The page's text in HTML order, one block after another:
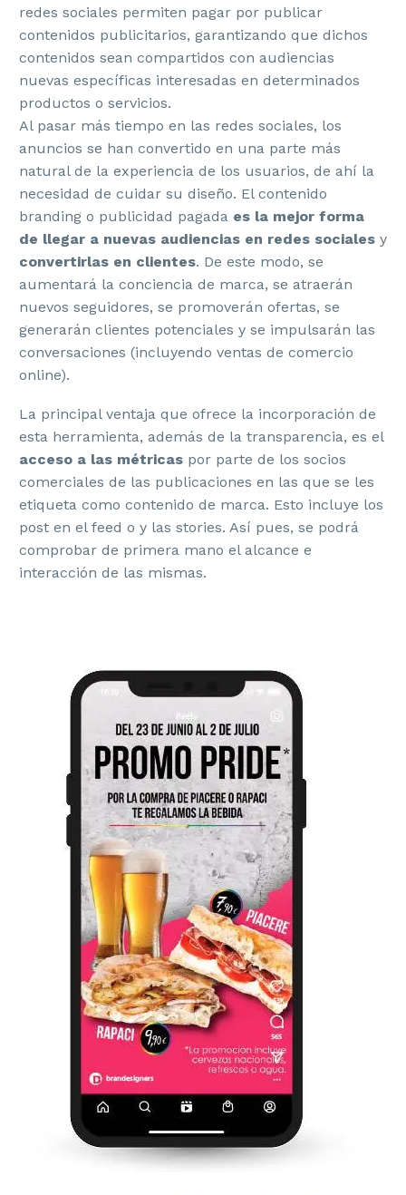
redes sociales permiten pagar por publicar
contenidos publicitarios, garantizando que dichos
contenidos sean compartidos con audiencias
nuevas específicas interesadas en determinados
productos o servicios.
Al pasar más tiempo en las redes sociales, los
anuncios se han convertido en una parte más
natural de la experiencia de los usuarios, de ahí la
necesidad de cuidar su diseño. El contenido
branding o publicidad pagada es la mejor forma
de llegar a nuevas audiencias en redes sociales y
convertirlas en clientes. De este modo, se
aumentará la conciencia de marca, se atraerán
nuevos seguidores, se promoverán ofertas, se
generarán clientes potenciales y se impulsarán las
conversaciones (incluyendo ventas de comercio
online).
La principal ventaja que ofrece la incorporación de
esta herramienta, además de la transparencia, es el
acceso a las métricas por parte de los socios
comerciales de las publicaciones en las que se les
etiqueta como contenido de marca. Esto incluye los
post en el feed o y las stories. Así pues, se podrá
comprobar de primera mano el alcance e
interacción de las mismas.